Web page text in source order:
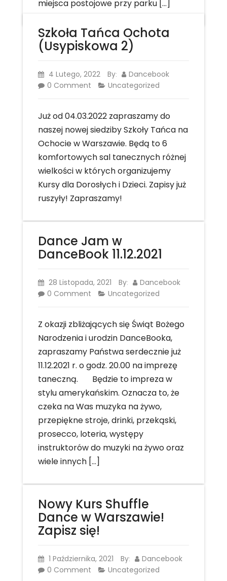
miejsca postojowe przy parku […]
Szkoła Tańca Ochota
(Usypiskowa 2)
4 Lutego, 2022 By:
Dancebook
0 Comment
Uncategorized
Już od 04.03.2022 zapraszamy do
naszej nowej siedziby Szkoły Tańca na
Ochocie w Warszawie. Będą to 6
komfortowych sal tanecznych różnej
wielkości w których organizujemy
Kursy dla Dorosłych i Dzieci. Zapisy już
ruszyły! Zapraszamy!
Dance Jam w
DanceBook 11.12.2021
28 Listopada, 2021 By:
Dancebook
0 Comment
Uncategorized
Z okazji zbliżających się Świąt Bożego
Narodzenia i urodzin DanceBooka,
zapraszamy Państwa serdecznie już
11.12.2021 r. o godz. 20.00 na imprezę
taneczną. Będzie to impreza w
stylu amerykańskim. Oznacza to, że
czeka na Was muzyka na żywo,
przepiękne stroje, drinki, przekąski,
prosecco, loteria, występy
instruktorów do muzyki na żywo oraz
wiele innych […]
Nowy Kurs Shuffle
Dance w Warszawie!
Zapisz się!
1 Października, 2021 By:
Dancebook
0 Comment
Uncategorized